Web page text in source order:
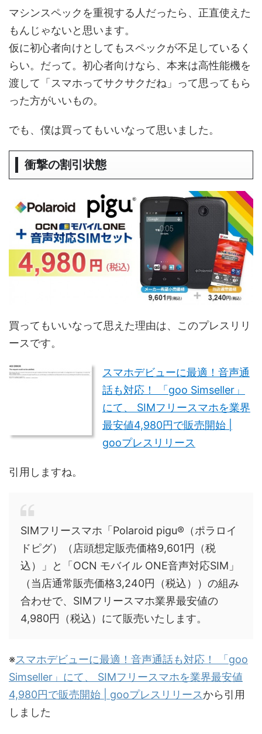
マシンスペックを重視する人だったら、正直使えた
もんじゃないと思います。
仮に初心者向けとしてもスペックが不足しているく
らい。だって。初心者向けなら、本来は高性能機を
渡して「スマホってサクサクだね」って思ってもら
った方がいいもの。
でも、僕は買ってもいいなって思いました。
衝撃の割引状態
買ってもいいなって思えた理由は、このプレスリリ
ースです。
スマホデビューに最適！音声通
話も対応！ 「goo Simseller」
にて、 SIMフリースマホを業界
最安値4,980円で販売開始 |
gooプレスリリース
引用しますね。
SIMフリースマホ「Polaroid pigu®（ポラロイ
ドピグ）（店頭想定販売価格9,601円（税
込）」と「OCN モバイル ONE音声対応SIM」
（当店通常販売価格3,240円（税込））の組み
合わせで、SIMフリースマホ業界最安値の
4,980円（税込）にて販売いたします。
※スマホデビューに最適！音声通話も対応！ 「goo
Simseller」にて、 SIMフリースマホを業界最安値
4,980円で販売開始 | gooプレスリリースから引用
しました